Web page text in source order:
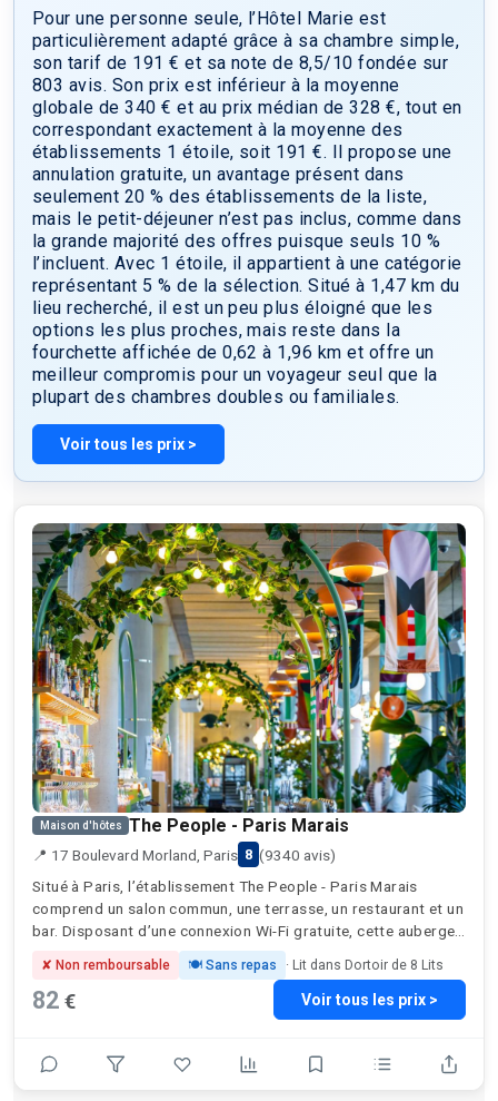
haut lieu architectural voisin. Vous pourrez également
facilement explorer l’effervescence de la rue Montorgueil,
réputée pour son charme parisien et ses délices culinaires. En
une vingtaine de minutes à pied, vous pourrez rejoindre le
musée du Louvre, le jardin des Tuileries et l’Opéra Garnier.
Grâce aux lignes de métro à proximité, vous avez un accès
direct à la Tour Eiffel et à la Place de la Bastille.
L’établissement propose des studios équipés d’une
kitchenette complète et d’une télévision à écran plat, ainsi
que des chambres avec télévision, la plupart dotées d’une
salle de bains privative. Un petit-déjeuner continental est
servi tous les matins sur place. Pour votre confort, la
réception est ouverte 24h/24 et 7j/7, et une connexion Wi-Fi
est disponible gratuitement dans toutes les parties
communes. Veuillez noter que l’hôtel ne possède pas
d’ascenseur. L’établissement se réjouit de vous accueillir
prochainement.
Pour une personne seule, l’Hôtel Marie est
particulièrement adapté grâce à sa chambre simple,
son tarif de 191 € et sa note de 8,5/10 fondée sur
803 avis. Son prix est inférieur à la moyenne
globale de 340 € et au prix médian de 328 €, tout en
correspondant exactement à la moyenne des
établissements 1 étoile, soit 191 €. Il propose une
annulation gratuite, un avantage présent dans
seulement 20 % des établissements de la liste,
mais le petit-déjeuner n’est pas inclus, comme dans
la grande majorité des offres puisque seuls 10 %
l’incluent. Avec 1 étoile, il appartient à une catégorie
représentant 5 % de la sélection. Situé à 1,47 km du
lieu recherché, il est un peu plus éloigné que les
options les plus proches, mais reste dans la
fourchette affichée de 0,62 à 1,96 km et offre un
meilleur compromis pour un voyageur seul que la
plupart des chambres doubles ou familiales.
Voir tous les prix >
Maison d'hôtes The People - Paris Marais
📍 17 Boulevard Morland, Paris 8 (9340 avis)
Situé à Paris, l’établissement The People - Paris Marais
comprend un salon commun, une terrasse, un restaurant et un
bar. Disposant d’une connexion Wi-Fi gratuite, cette auberge
de jeunesse est à respectivement 1,2 km et 1,6 km environ
de: Gare de Lyon et Cathédrale Notre-Dame de Paris. Vous
trouverez sur place un karaoké et une cuisine commune. Vous
profiterez aussi d’une armoire. Un petit-déjeuner buffet,
espagnol et français, le personnel de la réception se fera un
✘ Non remboursable 🍽 Sans repas · Lit dans Dortoir de 8 Lits
82 € Voir tous les prix >